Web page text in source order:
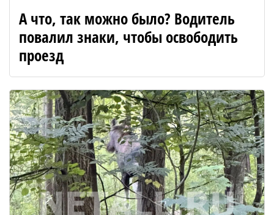
А что, так можно было? Водитель
повалил знаки, чтобы освободить
проезд